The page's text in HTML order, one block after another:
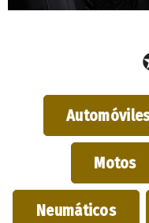
Motos
Neumáticos